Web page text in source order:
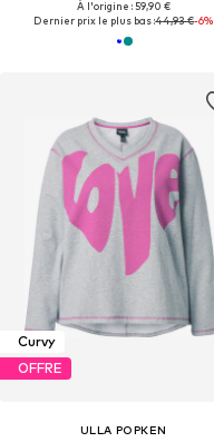
À l'origine : 59,90 €
Dernier prix le plus bas :44,93 €-6%
Curvy
OFFRE
ULLA POPKEN